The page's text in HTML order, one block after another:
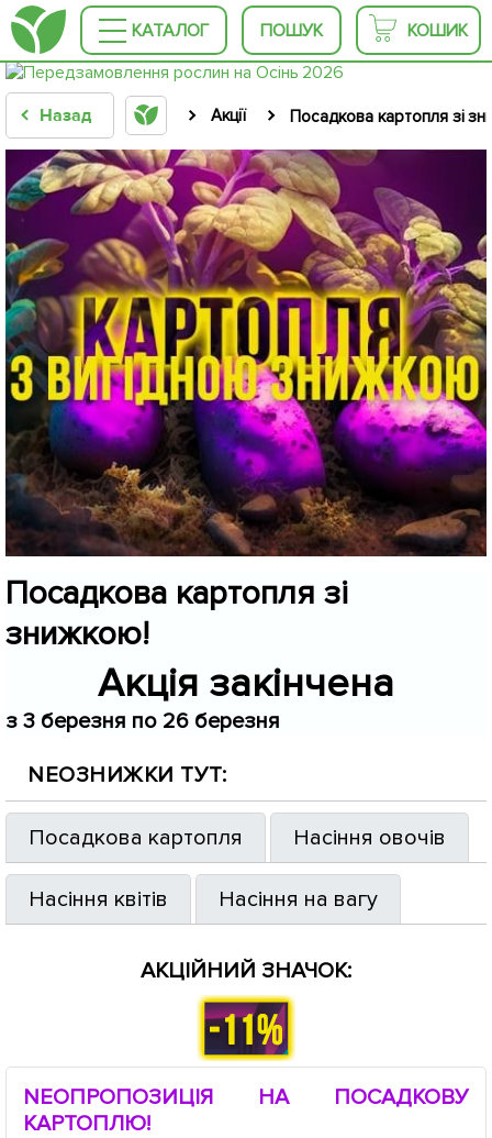
КАТАЛОГ ПОШУК КОШИК
Назад Акції Посадкова картопля зі
Посадкова картопля зі
знижкою!
Акція закінчена
з 3 березня по 26 березня
NEOЗНИЖКИ ТУТ:
Посадкова картопля Насіння овочів
Насіння квітів Насіння на вагу
АКЦІЙНИЙ ЗНАЧОК:
NEOПРОПОЗИЦІЯ НА ПОСАДКОВУ
КАРТОПЛЮ!